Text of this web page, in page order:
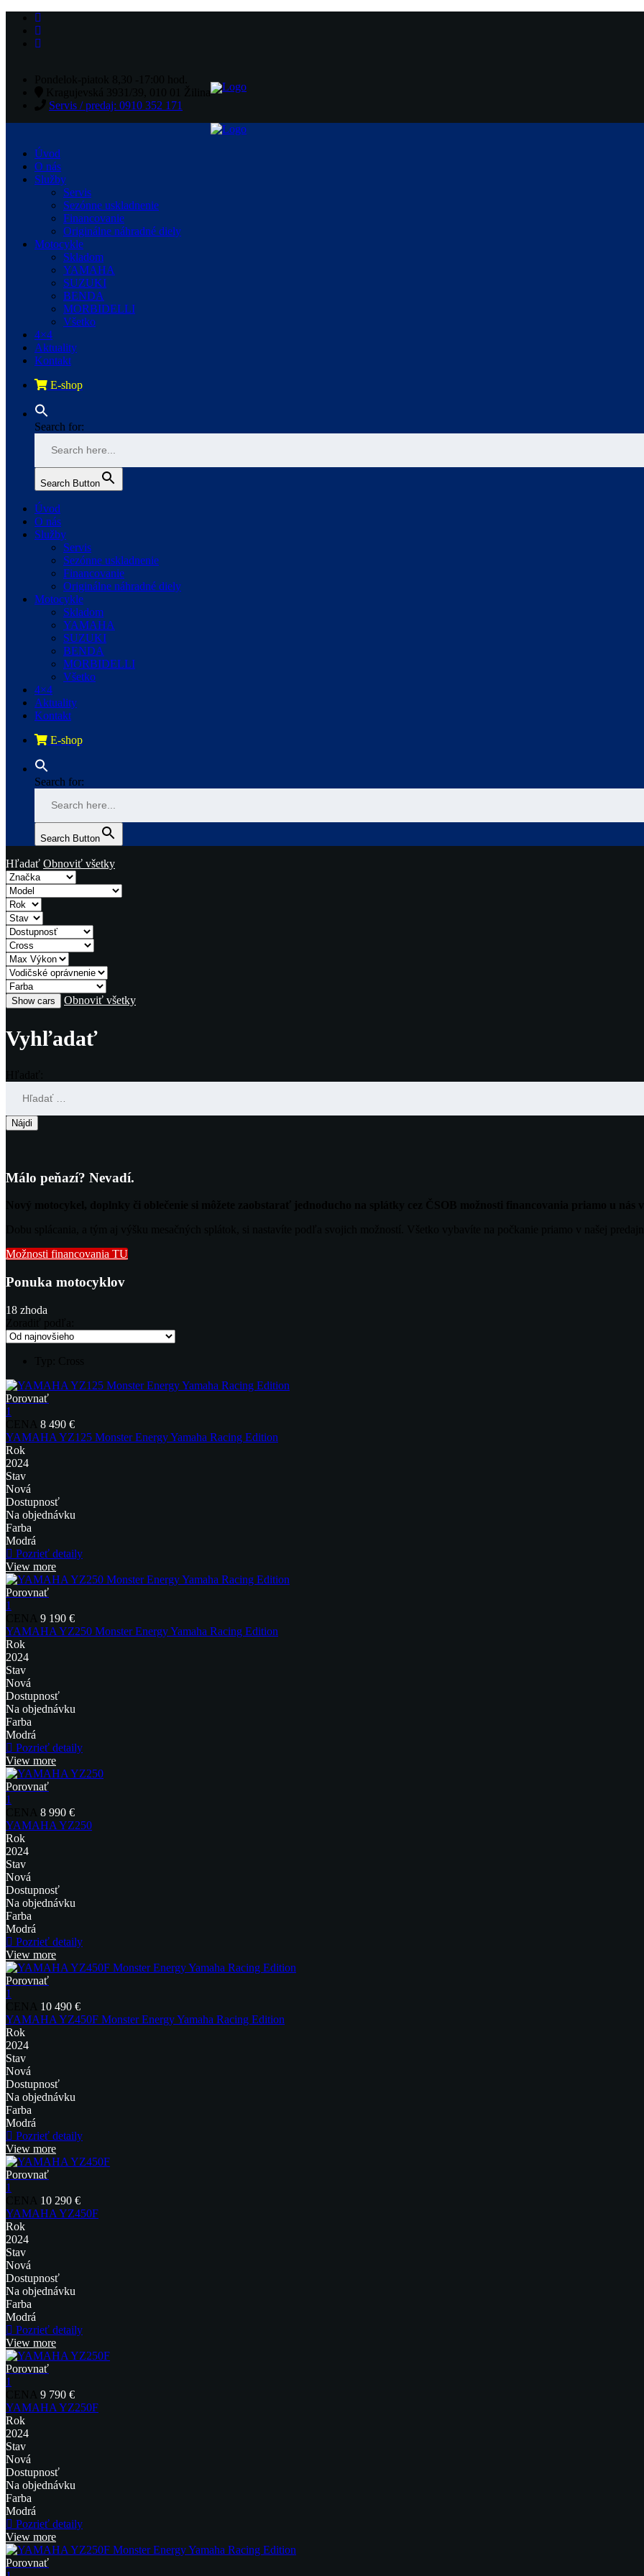
Servis / predaj: 0910 352 171
Úvod
O nás
Služby
Servis
Sezónne uskladnenie
Financovanie
Originálne náhradné diely
Motocykle
Skladom
YAMAHA
SUZUKI
BENDA
MORBIDELLI
Všetko
4×4
Aktuality
Kontakt
E-shop
Search for:
Search Button
Úvod
O nás
Služby
Servis
Sezónne uskladnenie
Financovanie
Originálne náhradné diely
Motocykle
Skladom
YAMAHA
SUZUKI
BENDA
MORBIDELLI
Všetko
4×4
Aktuality
Kontakt
E-shop
Search for:
Search Button
Hľadať Obnoviť všetky
Obnoviť všetky
Vyhľadať
Málo peňazí? Nevadí.
Možnosti financovania TU
Ponuka motocyklov
18 zhoda
Porovnať
1
8 490 €
YAMAHA YZ125 Monster Energy Yamaha Racing Edition
Rok
2024
Stav
Nová
Dostupnosť
Na objednávku
Farba
Modrá
Pozrieť detaily
View more
Porovnať
1
9 190 €
YAMAHA YZ250 Monster Energy Yamaha Racing Edition
Rok
2024
Stav
Nová
Dostupnosť
Na objednávku
Farba
Modrá
Pozrieť detaily
View more
Porovnať
1
8 990 €
YAMAHA YZ250
Rok
2024
Stav
Nová
Dostupnosť
Na objednávku
Farba
Modrá
Pozrieť detaily
View more
Porovnať
1
10 490 €
YAMAHA YZ450F Monster Energy Yamaha Racing Edition
Rok
2024
Stav
Nová
Dostupnosť
Na objednávku
Farba
Modrá
Pozrieť detaily
View more
Porovnať
1
10 290 €
YAMAHA YZ450F
Rok
2024
Stav
Nová
Dostupnosť
Na objednávku
Farba
Modrá
Pozrieť detaily
View more
Porovnať
1
9 790 €
YAMAHA YZ250F
Rok
2024
Stav
Nová
Dostupnosť
Na objednávku
Farba
Modrá
Pozrieť detaily
View more
Porovnať